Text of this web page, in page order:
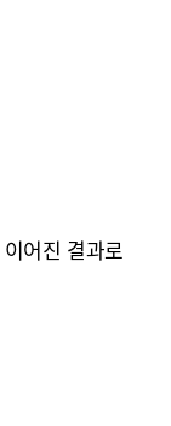
어진 결과로